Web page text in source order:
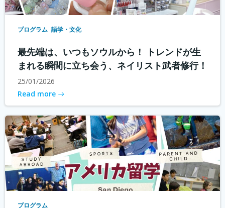
プログラム 語学・文化
最先端は、いつもソウルから！ トレンドが生
まれる瞬間に立ち会う、ネイリスト武者修行！
25/01/2026
Read more
プログラム